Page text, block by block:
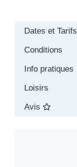
Dates et Tarifs
Conditions
Info pratiques
Loisirs
Avis